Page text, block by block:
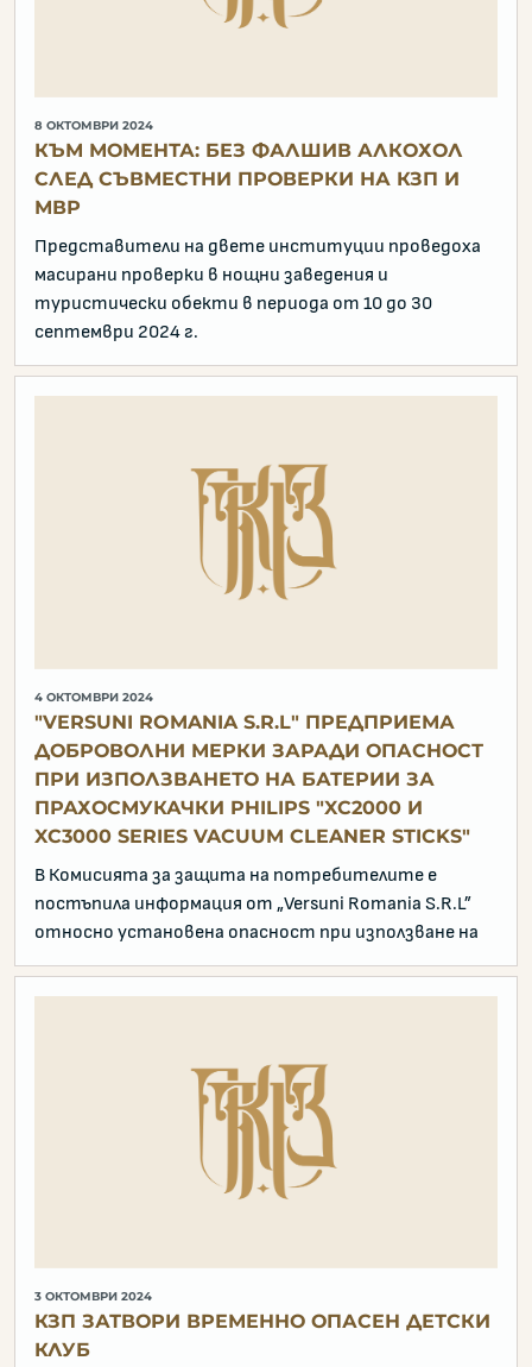
8 ОКТОМВРИ 2024
КЪМ МОМЕНТА: БЕЗ ФАЛШИВ АЛКОХОЛ
СЛЕД СЪВМЕСТНИ ПРОВЕРКИ НА КЗП И
МВР
Представители на двете институции проведоха
масирани проверки в нощни заведения и
туристически обекти в периода от 10 до 30
септември 2024 г.
4 ОКТОМВРИ 2024
"VERSUNI ROMANIA S.R.L" ПРЕДПРИЕМА
ДОБРОВОЛНИ МЕРКИ ЗАРАДИ ОПАСНОСТ
ПРИ ИЗПОЛЗВАНЕТО НА БАТЕРИИ ЗА
ПРАХОСМУКАЧКИ PHILIPS "XC2000 И
XC3000 SERIES VACUUM CLEANER STICKS"
В Комисията за защита на потребителите е
постъпила информация от „Versuni Romania S.R.L”
относно установена опасност при използване на
3 ОКТОМВРИ 2024
КЗП ЗАТВОРИ ВРЕМЕННО ОПАСЕН ДЕТСКИ
КЛУБ